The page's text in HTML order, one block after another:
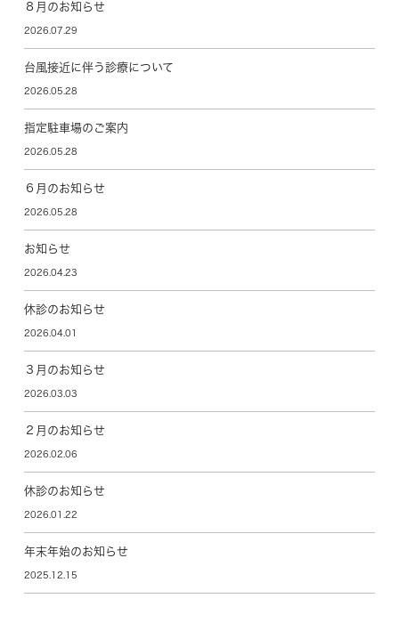
８月のお知らせ
2026.07.29
台風接近に伴う診療について
2026.05.28
指定駐車場のご案内
2026.05.28
６月のお知らせ
2026.05.28
お知らせ
2026.04.23
休診のお知らせ
2026.04.01
３月のお知らせ
2026.03.03
２月のお知らせ
2026.02.06
休診のお知らせ
2026.01.22
年末年始のお知らせ
2025.12.15